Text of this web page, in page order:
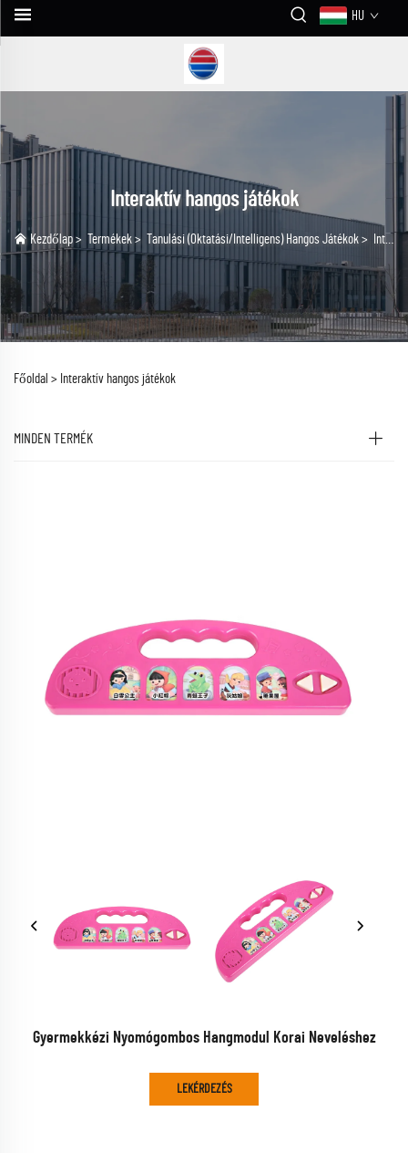
HU
Interaktív hangos játékok
Kezdőlap> Termékek > Tanulási (Oktatási/Intelligens) Hangos Játékok > Interaktív hangos játékok
Főoldal > Interaktív hangos játékok
MINDEN TERMÉK
Gyermekkézi Nyomógombos Hangmodul Korai Neveléshez
LEKÉRDEZÉS